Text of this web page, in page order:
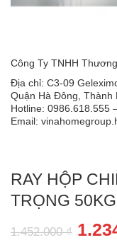
Công Ty TNHH
Địa chỉ: C3-09
Quận Hà Đông, Thành
Hotline: 0986.618.555
Email:
RAY HỘP
TRỌNG
1.452.000₫ Giá